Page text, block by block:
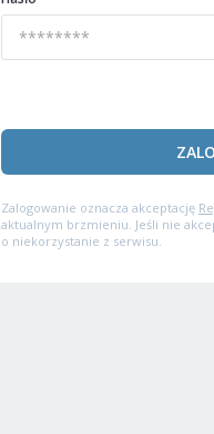
Zalogowanie oznacza akceptację
aktualnym brzmieniu. Jeśli nie
o niekorzystanie z serwisu.